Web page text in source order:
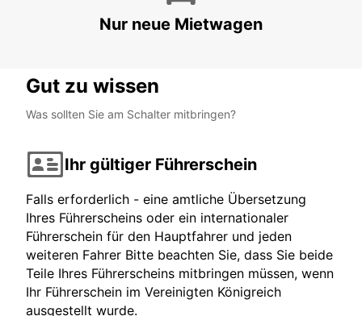
Nur neue Mietwagen
Gut zu wissen
Was sollten Sie am Schalter mitbringen?
Ihr gültiger Führerschein
Falls erforderlich - eine amtliche Übersetzung
Ihres Führerscheins oder ein internationaler
Führerschein für den Hauptfahrer und jeden
weiteren Fahrer Bitte beachten Sie, dass Sie beide
Teile Ihres Führerscheins mitbringen müssen, wenn
Ihr Führerschein im Vereinigten Königreich
ausgestellt wurde.